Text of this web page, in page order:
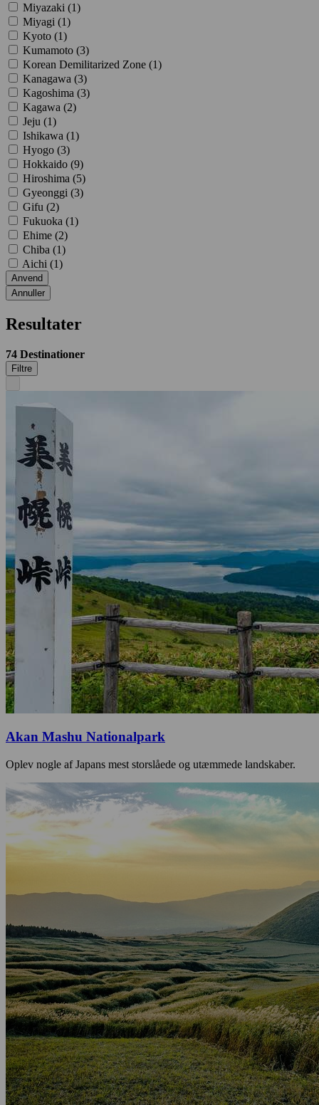
Miyazaki (1)
Miyagi (1)
Kyoto (1)
Kumamoto (3)
Korean Demilitarized Zone (1)
Kanagawa (3)
Kagoshima (3)
Kagawa (2)
Jeju (1)
Ishikawa (1)
Hyogo (3)
Hokkaido (9)
Hiroshima (5)
Gyeonggi (3)
Gifu (2)
Fukuoka (1)
Ehime (2)
Chiba (1)
Aichi (1)
Anvend
Annuller
Resultater
74 Destinationer
Filtre
Akan Mashu Nationalpark
Oplev nogle af Japans mest storslåede og utæmmede landskaber.